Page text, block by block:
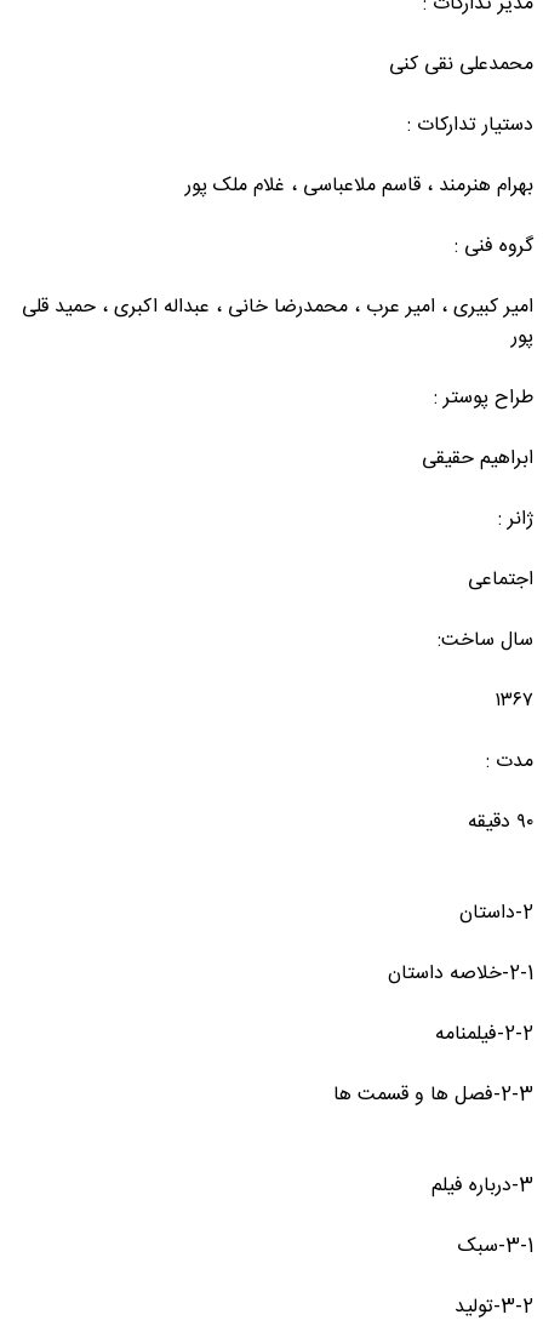
مدیر تدارکات :
محمدعلی نقی کنی
دستیار تدارکات :
بهرام هنرمند ، قاسم ملاعباسی ، غلام ملک پور
گروه فنی :
امیر کبیری ، امیر عرب ، محمدرضا خانی ، عبداله اکبری ، حمید قلی
پور
طراح پوستر :
ابراهیم حقیقی
ژانر :
اجتماعی
سال ساخت:
۱۳۶۷
مدت :
۹۰ دقیقه
2-داستان
2-1-خلاصه داستان
2-2-فیلمنامه
2-3-فصل ها و قسمت ها
3-درباره فیلم
3-1-سبک
3-2-تولید